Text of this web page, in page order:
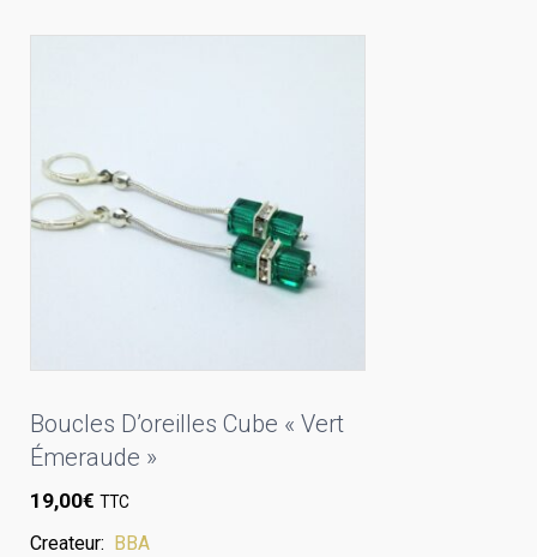
Boucles D’oreilles Cube « Vert
Émeraude »
19,00€ TTC
Createur: BBA